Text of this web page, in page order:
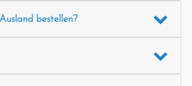
bestellen?